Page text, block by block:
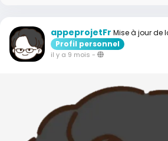
appeprojetFr Mise à jour de
Profil personnel
il y a 9 mois -